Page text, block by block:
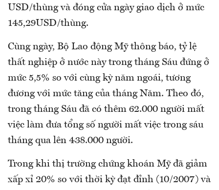
USD/thùng và đóng cửa ngày giao dịch ở mức
145,29USD/thùng.
Cùng ngày, Bộ Lao động Mỹ thông báo, tỷ lệ
thất nghiệp ở nước này trong tháng Sáu đứng ở
mức 5,5% so với cùng kỳ năm ngoái, tương
đương với mức tăng của tháng Năm. Theo đó,
trong tháng Sáu đã có thêm 62.000 người mất
việc làm đưa tổng số người mất việc trong sáu
tháng qua lên 438.000 người.
Trong khi thị trường chứng khoán Mỹ đã giảm
xấp xỉ 20% so với thời kỳ đạt đỉnh (10/2007) và